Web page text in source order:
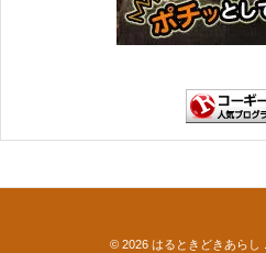
© 2026 はるときどきあらし